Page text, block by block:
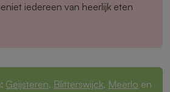
iedereen van heerlijk eten
Geijsteren, Blitterswijck, Meerlo en